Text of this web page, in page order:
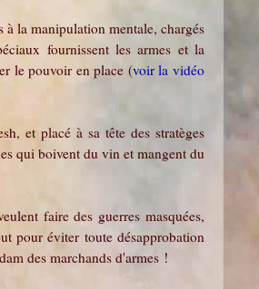
la manipulation mentale, chargés
fournissent les armes et la
le pouvoir en place (voir la vidéo
et placé à sa tête des stratèges
qui boivent du vin et mangent du
faire des guerres masquées,
pour éviter toute désapprobation
des marchands d'armes !